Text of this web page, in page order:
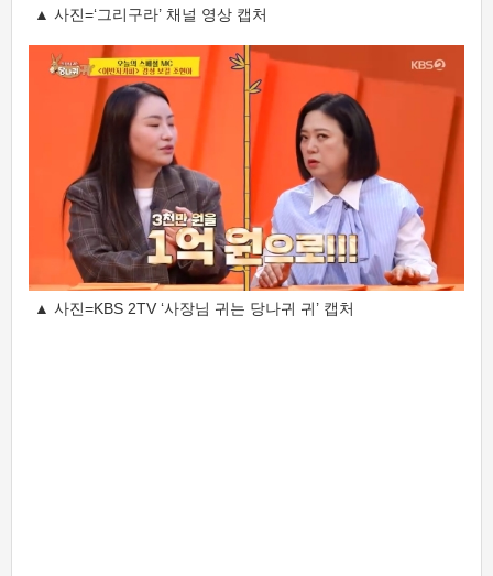
▲ 사진=‘그리구라’ 채널 영상 캡처
▲ 사진=KBS 2TV ‘사장님 귀는 당나귀 귀’ 캡처